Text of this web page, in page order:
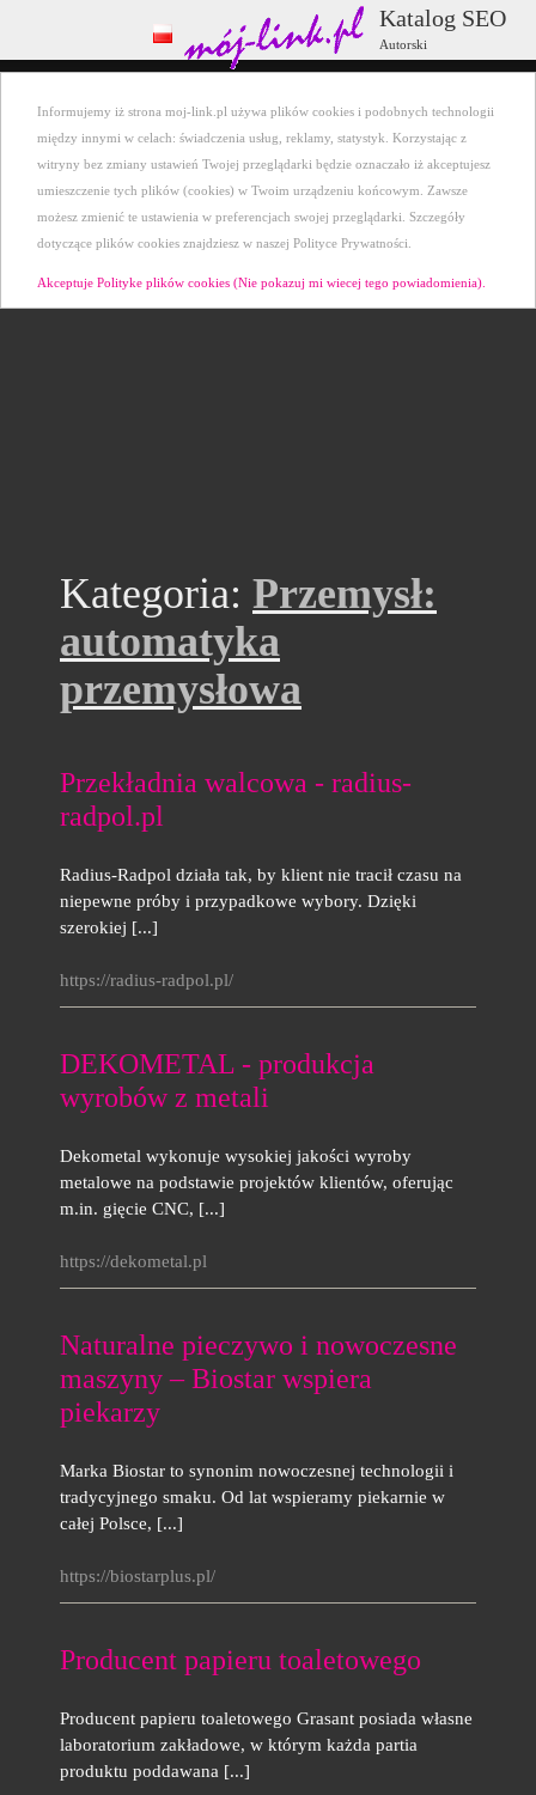
Informujemy iż strona moj-link.pl używa plików cookies i podobnych technologii
między innymi w celach: świadczenia usług, reklamy, statystyk. Korzystając z
witryny bez zmiany ustawień Twojej przeglądarki będzie oznaczało iż akceptujesz
umieszczenie tych plików (cookies) w Twoim urządzeniu końcowym. Zawsze
możesz zmienić te ustawienia w preferencjach swojej przeglądarki. Szczegóły
dotyczące plików cookies znajdziesz w naszej Polityce Prywatności.
Akceptuje Polityke plików cookies (Nie pokazuj mi wiecej tego powiadomienia).
Katalog SEO
Autorski
Ostatnio dodane
Kontakt
Kategoria: Przemysł:
automatyka
przemysłowa
Przekładnia walcowa - radius-
radpol.pl
Radius-Radpol działa tak, by klient nie tracił czasu na
niepewne próby i przypadkowe wybory. Dzięki
szerokiej [...]
https://radius-radpol.pl/
DEKOMETAL - produkcja
wyrobów z metali
Dekometal wykonuje wysokiej jakości wyroby
metalowe na podstawie projektów klientów, oferując
m.in. gięcie CNC, [...]
https://dekometal.pl
Naturalne pieczywo i nowoczesne
maszyny – Biostar wspiera
piekarzy
Marka Biostar to synonim nowoczesnej technologii i
tradycyjnego smaku. Od lat wspieramy piekarnie w
całej Polsce, [...]
https://biostarplus.pl/
Producent papieru toaletowego
Producent papieru toaletowego Grasant posiada własne
laboratorium zakładowe, w którym każda partia
produktu poddawana [...]